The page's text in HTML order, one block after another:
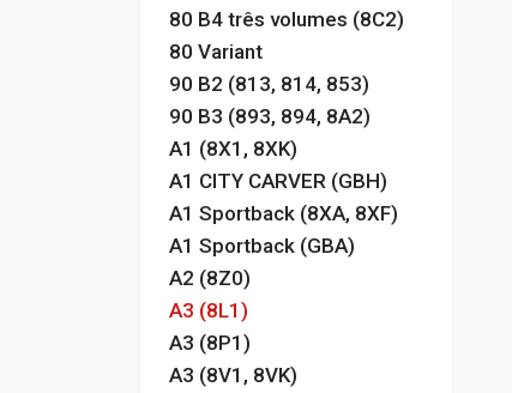
80 B4 três volumes (8C2)
80 Variant
90 B2 (813, 814, 853)
90 B3 (893, 894, 8A2)
A1 (8X1, 8XK)
A1 CITY CARVER (GBH)
A1 Sportback (8XA, 8XF)
A1 Sportback (GBA)
A2 (8Z0)
A3 (8L1)
A3 (8P1)
A3 (8V1, 8VK)